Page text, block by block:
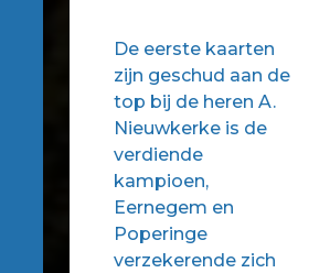
De eerste kaarten
zijn geschud aan de
top bij de heren A.
Nieuwkerke is de
verdiende
kampioen,
Eernegem en
Poperinge
verzekerende zich